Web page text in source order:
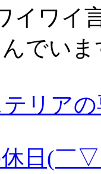
イワイ
でいま
テリア
日(￣